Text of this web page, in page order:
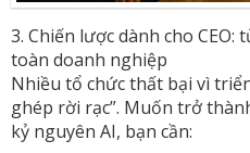
3. Chiến lược dành cho
toàn doanh nghiệp
Nhiều tổ chức thất bại vì
ghép rời rạc”. Muốn trở
kỷ nguyên AI, bạn cần: